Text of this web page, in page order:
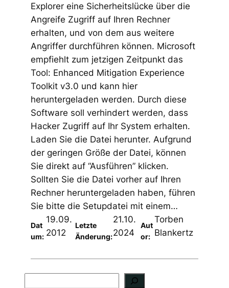
Explorer eine Sicherheitslücke über die
Angreife Zugriff auf Ihren Rechner
erhalten, und von dem aus weitere
Angriffer durchführen können. Microsoft
empfiehlt zum jetzigen Zeitpunkt das
Tool: Enhanced Mitigation Experience
Toolkit v3.0 und kann hier
heruntergeladen werden. Durch diese
Software soll verhindert werden, dass
Hacker Zugriff auf Ihr System erhalten.
Laden Sie die Datei herunter. Aufgrund
der geringen Größe der Datei, können
Sie direkt auf “Ausführen” klicken.
Sollten Sie die Datei vorher auf Ihren
Rechner heruntergeladen haben, führen
Sie bitte die Setupdatei mit einem…
Dat
um:
19.09.
2012
Letzte
Änderung:
21.10.
2024
Aut
or:
Torben
Blankertz